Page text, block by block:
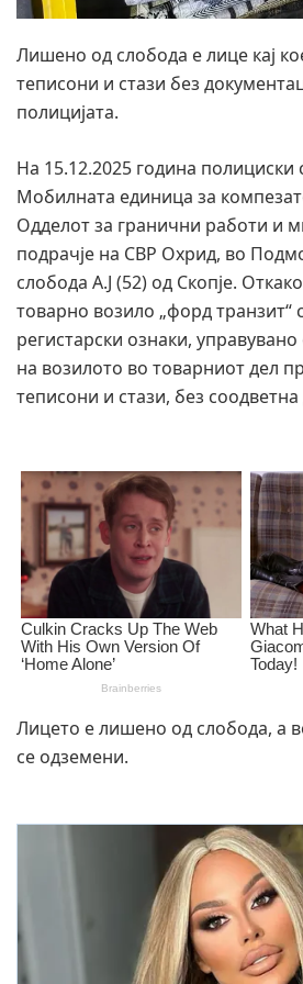
Лишено од слобода е лице кај
теписони и стази без
полицијата.
На 15.12.2025 година
Мобилната единица за
Одделот за гранични работи и
подрачје на СВР Охрид, во
слобода А.Ј (52) од Скопје.
товарно возило „форд транзит“
регистарски ознаки,
на возилото во товарниот дел
теписони и стази, без
Лицето е лишено од слобода, а
се одземени.